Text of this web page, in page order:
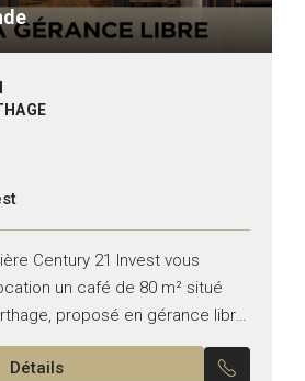
Century 21 Invest vous
un café de 80 m² situé
proposé en gérance libre.
stratégique et d’une
Détails